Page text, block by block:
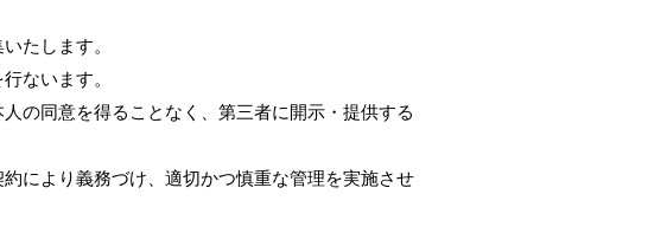
たします。
ないます。
の同意を得ることなく、第三者に開示・提供する
により義務づけ、適切かつ慎重な管理を実施させ